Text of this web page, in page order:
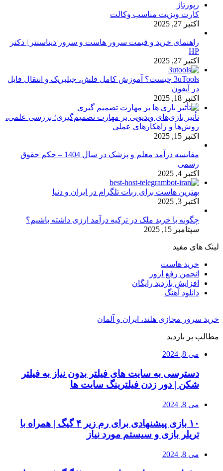
رپورتاژ
کارت ویزیت مناسب وکالت
اکتبر 27, 2025
راهنمای خرید و قیمت سرور هاست و سرور دیتاسنتر | دکتر
HP
اکتبر 27, 2025
3uTools چیست؟ آموزش کامل فلش، جیلبریک و انتقال فایل
در آیفون
اکتبر 18, 2025
تأثیر بازی‌های ویدیویی بر مهارت تصمیم‌گیری؛ بررسی علمی،
روش‌ها و راهکارهای عملی
اکتبر 15, 2025
مقایسه درآمد معلم و پزشک در سال 1404 – حکم حقوق
رسمی
اکتبر 4, 2025
بهترین هاست برای ربات تلگرام در ایران و دنیا
اکتبر 3, 2025
چگونه با خرید ملک در ترکیه درآمد ارزی داشته باشیم؟
سپتامبر 15, 2025
لینک های مفید
خرید هاست
انجمن رفع ارور
افزایش بازدید رایگان
دانلود آهنگ
خرید سرور مجازی هلند، ایران و آلمان
مطالب پر بازدید
می 8, 2024
دسترسی به سایت های فیلتر بدون نیاز به فیلتر
شکن | دور زدن فیلترینگ سایت ها
می 8, 2024
۱۰ بازی پیشنهادی برای رم زیر ۴ گیگ | همراه با
تریلر بازی و سیستم مورد نیاز
می 8, 2024